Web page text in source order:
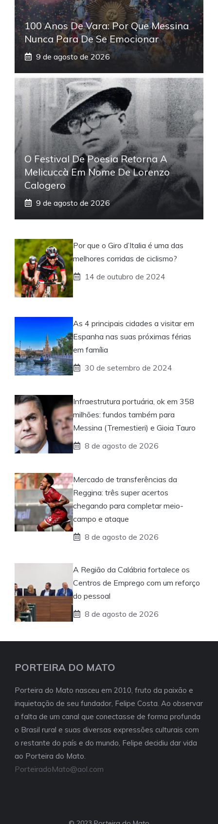
100 Anos De Vara: Por Que Messina
Nunca Para De Se Emocionar
9 de agosto de 2026
O Festival De Poesia Retorna A
Melicuccà Em Nome De Lorenzo
Calogero
9 de agosto de 2026
Por que o Giro d’Italia é uma das
melhores corridas de ciclismo?
14 de outubro de 2024
As 4 principais cidades a visitar em
Espanha nas suas próximas férias
em família
30 de setembro de 2024
Infraestrutura portuária, ok em 358
milhões: fundos também para
Messina (Tremestieri) e Gioia Tauro
8 de agosto de 2026
Mercado de transferências da
Reggina: três super acertos
chegando para completar meio-
campo e ataque
8 de agosto de 2026
A Região da Calábria fortalece os
Centros de Emprego com um reforço
do pessoal
8 de agosto de 2026
PORTEIRA DO MATO
Porteira do Mato nasceu em 2010, fruto da paixão e
inquietação de seu fundador, Felipe Costa. Ao observar
a falta de um canal que conectasse de forma profunda
o Brasil rural e suas diversas expressões culturais com
o restante do país e do mundo, Felipe decidiu dar vida
ao Porteira do Mato.
PorteiradoMato@aol.com